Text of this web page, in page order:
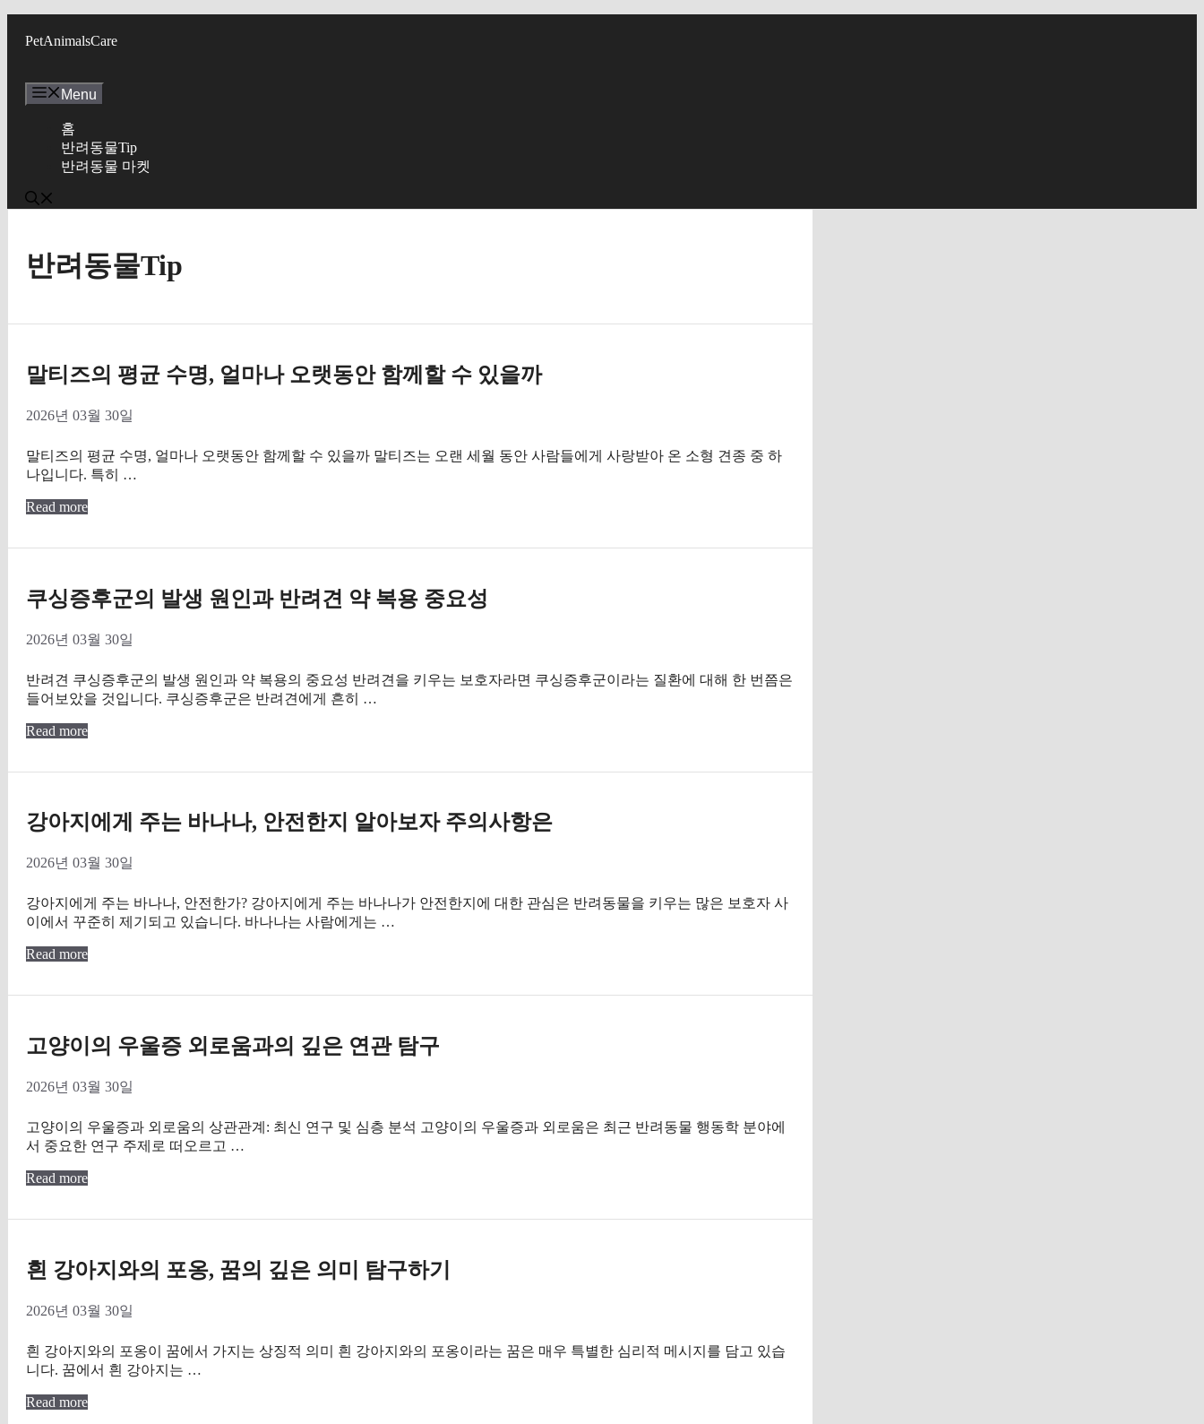
PetAnimalsCare
Menu
홈
반려동물Tip
반려동물 마켓
반려동물Tip
말티즈의 평균 수명, 얼마나 오랫동안 함께할 수 있을까
2026년 03월 30일
말티즈의 평균 수명, 얼마나 오랫동안 함께할 수 있을까 말티즈는 오랜 세월 동안 사람들에게 사랑받아 온 소형 견종 중 하
나입니다. 특히 …
Read more
쿠싱증후군의 발생 원인과 반려견 약 복용 중요성
2026년 03월 30일
반려견 쿠싱증후군의 발생 원인과 약 복용의 중요성 반려견을 키우는 보호자라면 쿠싱증후군이라는 질환에 대해 한 번쯤은
들어보았을 것입니다. 쿠싱증후군은 반려견에게 흔히 …
Read more
강아지에게 주는 바나나, 안전한지 알아보자 주의사항은
2026년 03월 30일
강아지에게 주는 바나나, 안전한가? 강아지에게 주는 바나나가 안전한지에 대한 관심은 반려동물을 키우는 많은 보호자 사
이에서 꾸준히 제기되고 있습니다. 바나나는 사람에게는 …
Read more
고양이의 우울증 외로움과의 깊은 연관 탐구
2026년 03월 30일
고양이의 우울증과 외로움의 상관관계: 최신 연구 및 심층 분석 고양이의 우울증과 외로움은 최근 반려동물 행동학 분야에
서 중요한 연구 주제로 떠오르고 …
Read more
흰 강아지와의 포옹, 꿈의 깊은 의미 탐구하기
2026년 03월 30일
흰 강아지와의 포옹이 꿈에서 가지는 상징적 의미 흰 강아지와의 포옹이라는 꿈은 매우 특별한 심리적 메시지를 담고 있습
니다. 꿈에서 흰 강아지는 …
Read more